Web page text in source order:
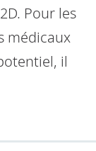
Pour les
médicaux
il